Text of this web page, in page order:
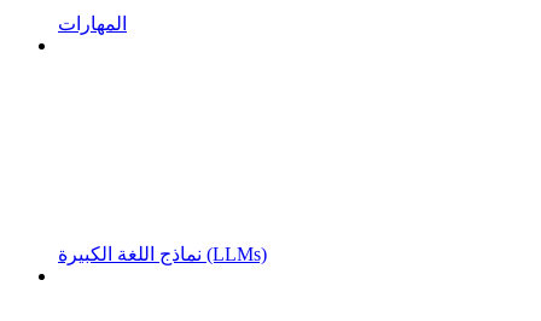
المهارات
نماذج اللغة الكبيرة (LLMs)